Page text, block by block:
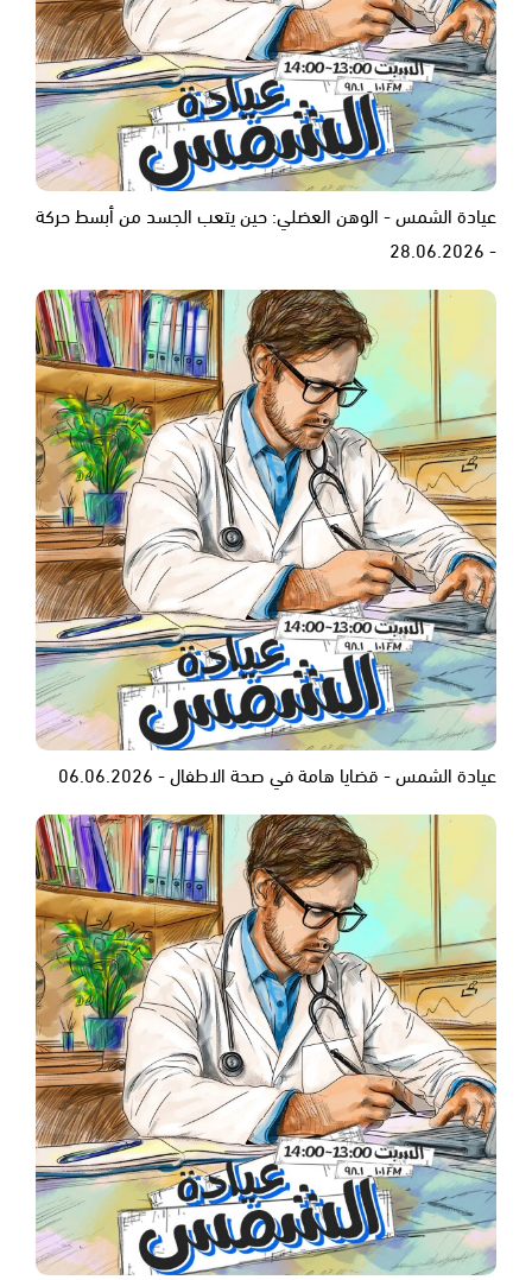
عيادة الشمس - الوهن العضلي: حين يتعب الجسد من أبسط حركة
- 28.06.2026
عيادة الشمس - قضايا هامة في صحة الاطفال - 06.06.2026